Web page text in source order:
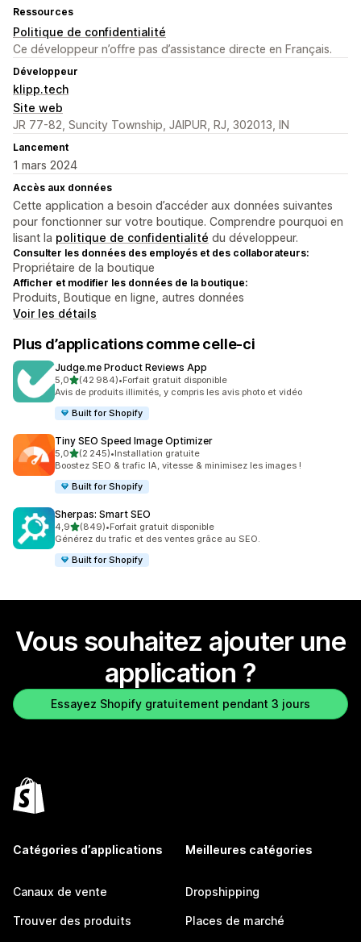
Ressources
Politique de confidentialité
Ce développeur n’offre pas d’assistance directe en Français.
Développeur
klipp.tech
Site web
JR 77-82, Suncity Township, JAIPUR, RJ, 302013, IN
Lancement
1 mars 2024
Accès aux données
Cette application a besoin d’accéder aux données suivantes
pour fonctionner sur votre boutique. Comprendre pourquoi en
lisant la politique de confidentialité du développeur.
Consulter les données des employés et des collaborateurs:
Propriétaire de la boutique
Afficher et modifier les données de la boutique:
Produits, Boutique en ligne, autres données
Voir les détails
Plus d’applications comme celle-ci
Judge.me Product Reviews App
5,0étoile(s) sur 5
(42 984)
42984 avis au total
•Forfait gratuit disponible
Avis de produits illimités, y compris les avis photo et vidéo
Built for Shopify
Tiny SEO Speed Image Optimizer
5,0étoile(s) sur 5
(2 245)
2245 avis au total
•Installation gratuite
Boostez SEO & trafic IA, vitesse & minimisez les images !
Built for Shopify
Sherpas: Smart SEO
4,9étoile(s) sur 5
(849)
849 avis au total
•Forfait gratuit disponible
Générez du trafic et des ventes grâce au SEO.
Built for Shopify
Vous souhaitez ajouter une
application ?
Essayez Shopify gratuitement pendant 3 jours
Catégories d’applications
Canaux de vente
Trouver des produits
Meilleures catégories
Dropshipping
Places de marché